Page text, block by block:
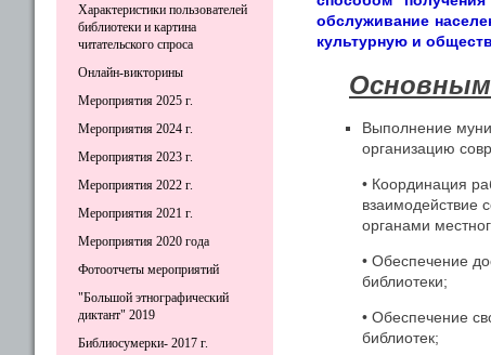
обслуживание
культурную и
Выполнение
организацию
• Координация
взаимодействие
органами
• Обеспечение
библиотеки;
• Обеспечение
библиотек;
Характеристики пользователей
библиотеки и картина
читательского спроса
Онлайн-викторины
Мероприятия 2025 г.
Мероприятия 2024 г.
Мероприятия 2023 г.
Мероприятия 2022 г.
Мероприятия 2021 г.
Мероприятия 2020 года
Фотоотчеты мероприятий
"Большой этнографический
диктант" 2019
Библиосумерки- 2017 г.